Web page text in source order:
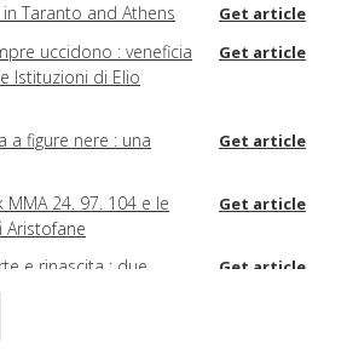
Taranto and Athens
Get article
uccidono : veneficia
Istituzioni di Elio
Get article
a figure nere : una
Get article
MMA 24. 97. 104 e le
Aristofane
Get article
e rinascita : due
scene di simposio
Get article
del complesso